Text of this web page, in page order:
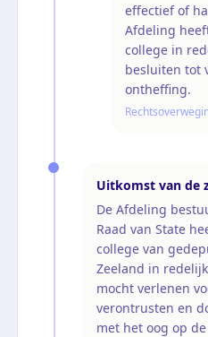
effectief of
Afdeling
college in
besluiten tot
ontheffing.
Uitkomst van de
De Afdeling
Raad van State
college van
Zeeland in
mocht verlenen
verontrusten en
met het oog op